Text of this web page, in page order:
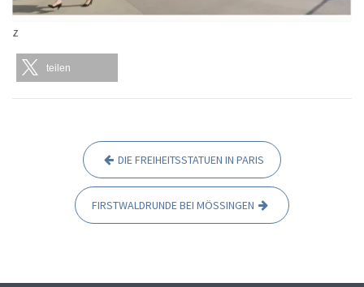
z
teilen
DIE FREIHEITSSTATUEN IN PARIS
FIRSTWALDRUNDE BEI MÖSSINGEN